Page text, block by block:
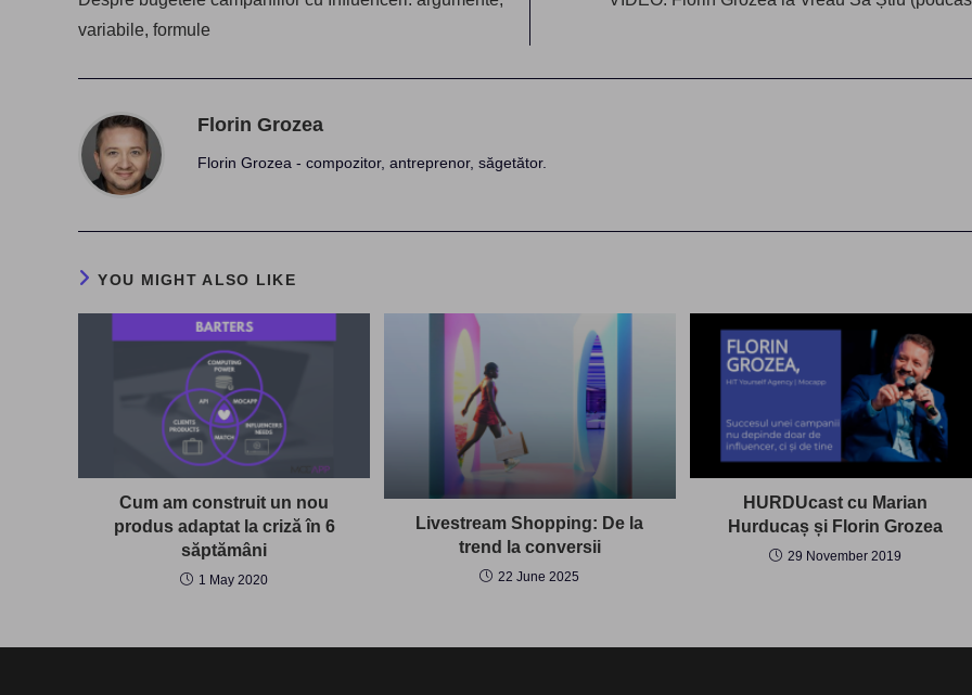
articles
variabile, formule
Florin Grozea
Florin Grozea - compozitor, antreprenor, săgetător.
YOU MIGHT ALSO LIKE
Cum am construit un nou
produs adaptat la criză în 6
săptămâni
1 May 2020
Livestream Shopping: De la
trend la conversii
22 June 2025
HURDUcast cu Marian
Hurducaș și Florin Grozea
29 November 2019